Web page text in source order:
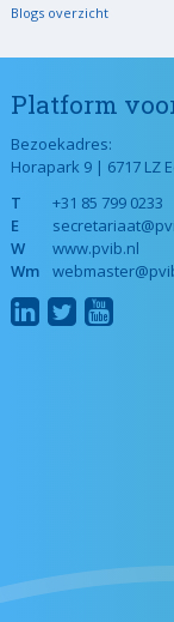
Blogs overzicht
Platform
Bezoekadres:
Horapark 9 | 6717 LZ
T
+31 85 799 0233
E
W
www.pvib.nl
Wm